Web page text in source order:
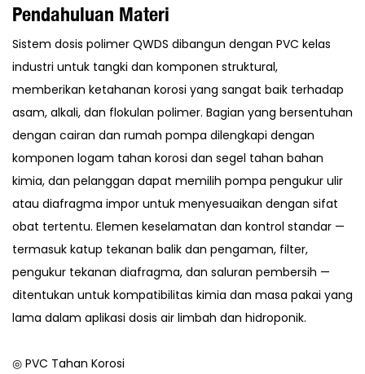
Pendahuluan Materi
Sistem dosis polimer QWDS dibangun dengan PVC kelas
industri untuk tangki dan komponen struktural,
memberikan ketahanan korosi yang sangat baik terhadap
asam, alkali, dan flokulan polimer. Bagian yang bersentuhan
dengan cairan dan rumah pompa dilengkapi dengan
komponen logam tahan korosi dan segel tahan bahan
kimia, dan pelanggan dapat memilih pompa pengukur ulir
atau diafragma impor untuk menyesuaikan dengan sifat
obat tertentu. Elemen keselamatan dan kontrol standar —
termasuk katup tekanan balik dan pengaman, filter,
pengukur tekanan diafragma, dan saluran pembersih —
ditentukan untuk kompatibilitas kimia dan masa pakai yang
lama dalam aplikasi dosis air limbah dan hidroponik.
◎ PVC Tahan Korosi